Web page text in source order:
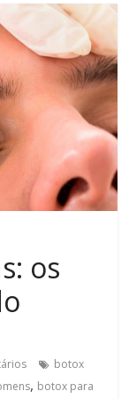
os
botox
, botox para